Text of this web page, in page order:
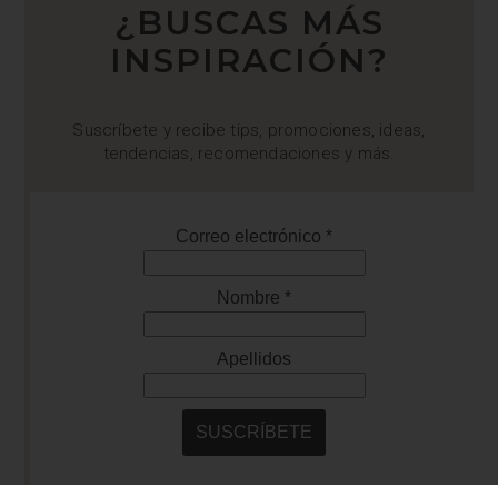
¿BUSCAS MÁS
INSPIRACIÓN?
Suscríbete y recibe tips, promociones, ideas,
tendencias, recomendaciones y más.